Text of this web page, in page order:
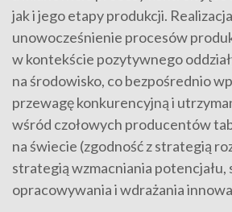
jak i jego etapy produkcji.
unowocześnienie procesów
w kontekście pozytywnego
na środowisko, co bezpośrednio
przewagę konkurencyjną i
wśród czołowych producentów
na świecie (zgodność z strategią
strategią wzmacniania potencjału,
opracowywania i wdrażania